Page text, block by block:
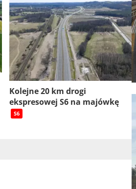
Kolejne 20 km drogi
ekspresowej S6 na majówkę
S6